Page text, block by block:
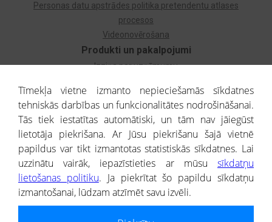
Produkti un pakalpojumi
Izziņa par uzņēmumu
Dzimtas koks
Uzņēmumu atlase
Monitorings
Kredītizziņa par ārvalstu uzņēmumiem
Personas datu apstrādes politika pretendentu atlases
procesos
Videonovērošana
® CREDITREFORM Latvija
SIA
Tīmekļa vietne izmanto nepieciešamās sīkdatnes
tehniskās darbības un funkcionalitātes nodrošināšanai.
Tās tiek iestatītas automātiski, un tām nav jāiegūst
lietotāja piekrišana. Ar Jūsu piekrišanu šajā vietnē
papildus var tikt izmantotas statistiskās sīkdatnes. Lai
uzzinātu vairāk, iepazīstieties ar mūsu sīkdatņu
lietošanas politiku. Ja piekrītat šo papildu sīkdatņu
izmantošanai, lūdzam atzīmēt savu izvēli.